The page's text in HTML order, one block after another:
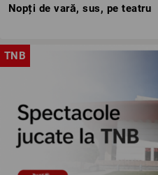
Nopți de vară, sus, pe teatru
TNB